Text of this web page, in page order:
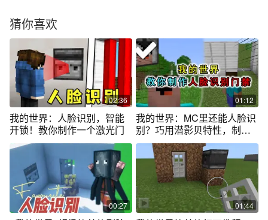
猜你喜欢
02:36
我的世界：人脸识别，智能
开锁！教你制作一个激光门
01:12
我的世界：MC里还能人脸识
别？巧用潜影贝特性，制造
人脸识别门禁
00:27 01:44